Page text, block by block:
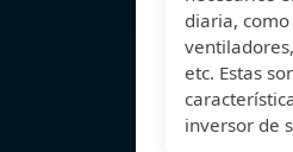
diaria, como
etc. Estas
inversor de